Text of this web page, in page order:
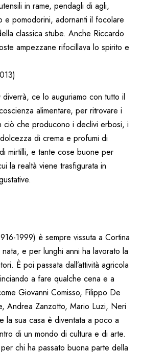
in rame, pendagli di agli,
pomodorini, adornanti il focolare
classica stube. Anche Riccardo
ampezzane rifocillava lo spirito e
diverrà, ce lo auguriamo con tutto il
alimentare, per ritrovare i
ciò che producono i declivi erbosi, i
di crema e profumi di
mirtilli, e tante cose buone per
la realtà viene trasfigurata in
1999) è sempre vissuta a Cortina
e per lunghi anni ha lavorato la
È poi passata dall’attività agricola
a fare qualche cena e a
Giovanni Comisso, Filippo De
Andrea Zanzotto, Mario Luzi, Neri
la sua casa è diventata a poco a
di un mondo di cultura e di arte.
chi ha passato buona parte della